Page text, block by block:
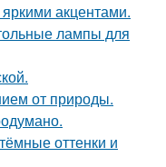
акцентами.
лампы для
от природы.
оттенки и